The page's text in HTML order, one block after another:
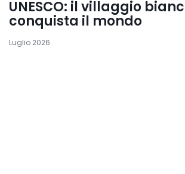
UNESCO: il villaggio
conquista il mondo
Luglio 2026